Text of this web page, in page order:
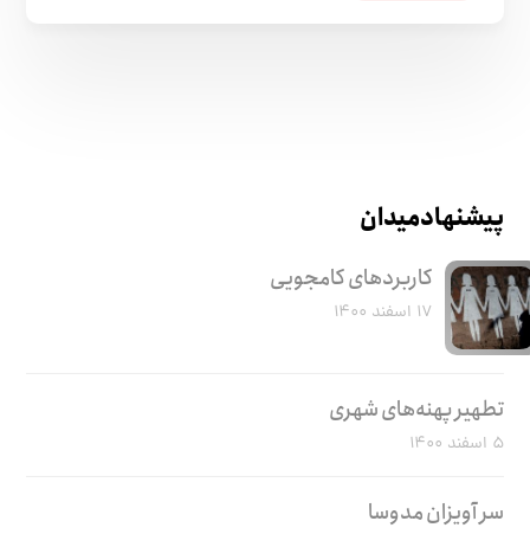
پیشنهاد میدان
کاربرد‌های کامجویی
۱۷ اسفند ۱۴۰۰
تطهیر پهنه‌های شهری
۵ اسفند ۱۴۰۰
سر آویزان مدوسا